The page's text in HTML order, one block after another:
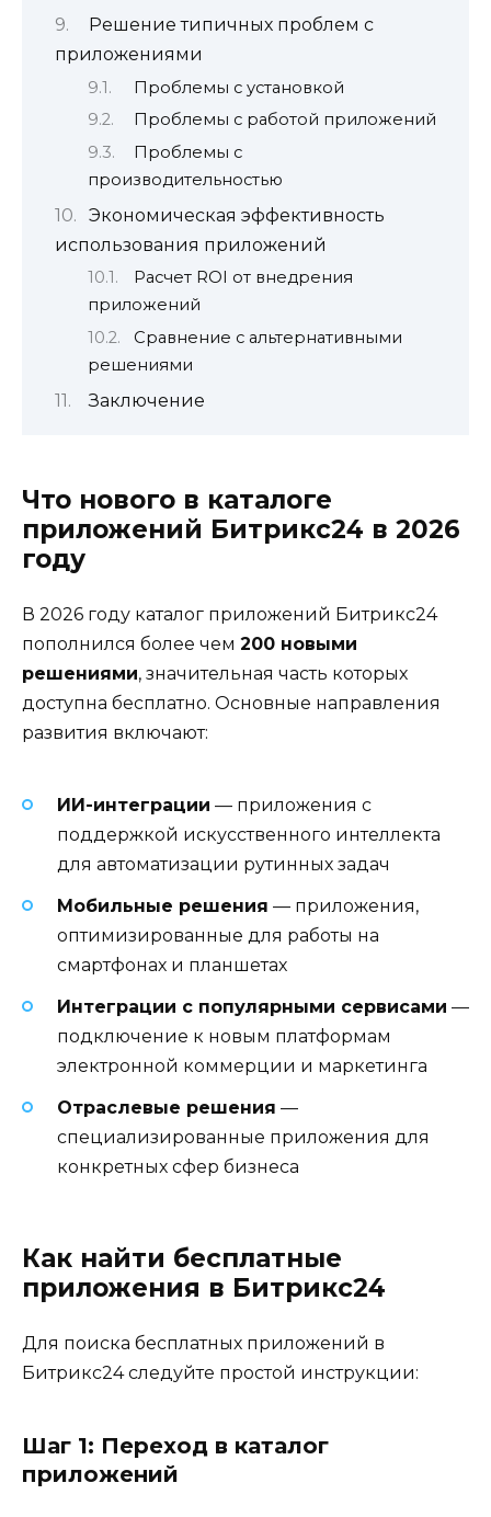
Решение типичных проблем с
приложениями
Проблемы с установкой
Проблемы с работой приложений
Проблемы с
производительностью
Экономическая эффективность
использования приложений
Расчет ROI от внедрения
приложений
Сравнение с альтернативными
решениями
Заключение
Что нового в каталоге
приложений Битрикс24 в 2026
году
В 2026 году каталог приложений Битрикс24
пополнился более чем 200 новыми
решениями, значительная часть которых
доступна бесплатно. Основные направления
развития включают:
ИИ-интеграции — приложения с
поддержкой искусственного интеллекта
для автоматизации рутинных задач
Мобильные решения — приложения,
оптимизированные для работы на
смартфонах и планшетах
Интеграции с популярными сервисами —
подключение к новым платформам
электронной коммерции и маркетинга
Отраслевые решения —
специализированные приложения для
конкретных сфер бизнеса
Как найти бесплатные
приложения в Битрикс24
Для поиска бесплатных приложений в
Битрикс24 следуйте простой инструкции:
Шаг 1: Переход в каталог
приложений